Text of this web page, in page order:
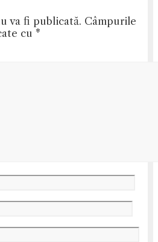
va fi publicată. Câmpurile
cu *